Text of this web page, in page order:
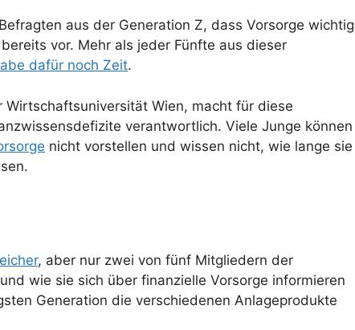
aus der Generation Z, dass Vorsorge wichtig
vor. Mehr als jeder Fünfte aus dieser
dafür noch Zeit.
Wirtschaftsuniversität Wien, macht für diese
verantwortlich. Viele Junge können
nicht vorstellen und wissen nicht, wie lange sie
, aber nur zwei von fünf Mitgliedern der
wie sie sich über finanzielle Vorsorge informieren
Generation die verschiedenen Anlageprodukte